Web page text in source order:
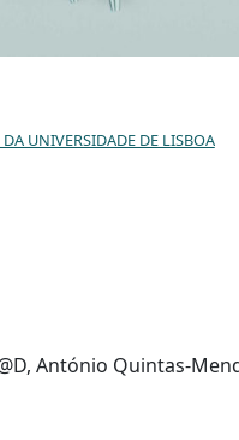
UNIVERSIDADE DE LISBOA
António Quintas-